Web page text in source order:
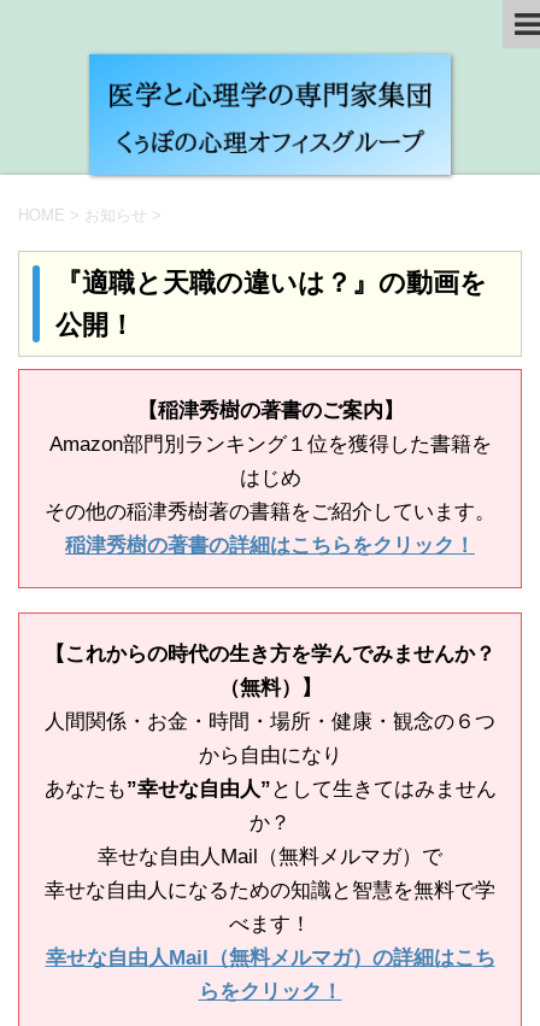
HOME > お知らせ >
『適職と天職の違いは？』の動画を
公開！
【稲津秀樹の著書のご案内】
Amazon部門別ランキング１位を獲得した書籍を
はじめ
その他の稲津秀樹著の書籍をご紹介しています。
稲津秀樹の著書の詳細はこちらをクリック！
【これからの時代の生き方を学んでみませんか？
（無料）】
人間関係・お金・時間・場所・健康・観念の６つ
から自由になり
あなたも”幸せな自由人” として生きてはみません
か？
幸せな自由人Mail（無料メルマガ）で
幸せな自由人になるための知識と智慧を無料で学
べます！
幸せな自由人Mail（無料メルマガ）の詳細はこち
らをクリック！